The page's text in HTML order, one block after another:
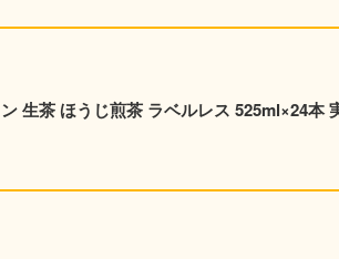
生茶 ほうじ煎茶 ラベルレス 525ml×24本